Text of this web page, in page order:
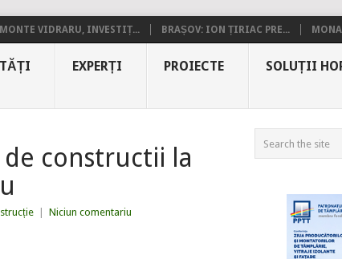
MONTE VIDRARU, INVESTIȚ... BRAȘOV: ION ȚIRIAC PRE...
EXPERȚI PROIECTE SOLUȚII
constructii la
Niciun comentariu